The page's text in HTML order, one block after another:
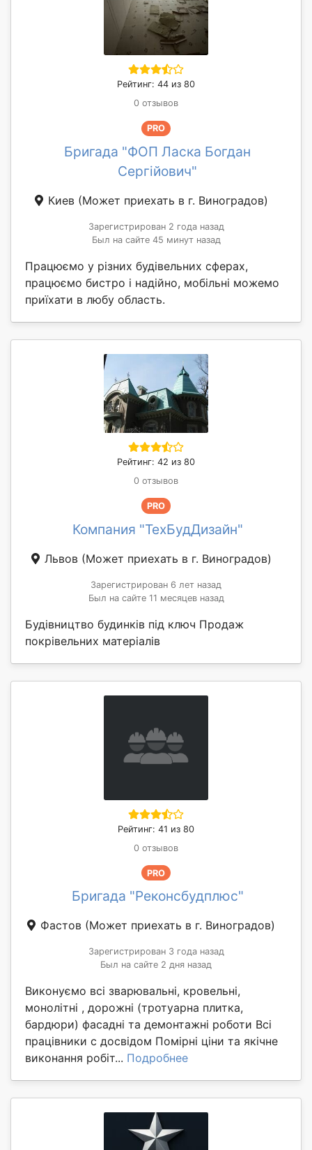
Рейтинг: 44 из 80
0 отзывов
PRO
Бригада "ФОП Ласка Богдан
Сергійович"
Киев (Может приехать в г. Виноградов)
Зарегистрирован 2 года назад
Был на сайте 45 минут назад
Працюємо у різних будівельних сферах,
працюємо бистро і надійно, мобільні можемо
приїхати в любу область.
Рейтинг: 42 из 80
0 отзывов
PRO
Компания "ТехБудДизайн"
Львов (Может приехать в г. Виноградов)
Зарегистрирован 6 лет назад
Был на сайте 11 месяцев назад
Будівництво будинків під ключ Продаж
покрівельних матеріалів
Рейтинг: 41 из 80
0 отзывов
PRO
Бригада "Реконсбудплюс"
Фастов (Может приехать в г. Виноградов)
Зарегистрирован 3 года назад
Был на сайте 2 дня назад
Виконуємо всі зварювальні, кровельні,
монолітні , дорожні (тротуарна плитка,
бардюри) фасадні та демонтажні роботи Всі
працівники с досвідом Помірні ціни та якічне
виконання робіт... Подробнее